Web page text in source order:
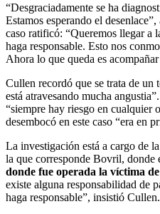
“Desgraciadamente se ha
Estamos esperando el
caso ratificó: “Queremos llegar a
haga responsable. Esto nos
Ahora lo que queda es
Cullen recordó que se trata de
está atravesando mucha
“siempre hay riesgo en cualquier
desembocó en este caso “era en
La investigación está a cargo de
la que corresponde Bovril, donde
donde fue operada la víctima
existe alguna responsabilidad de
haga responsable”, insistió Cullen.